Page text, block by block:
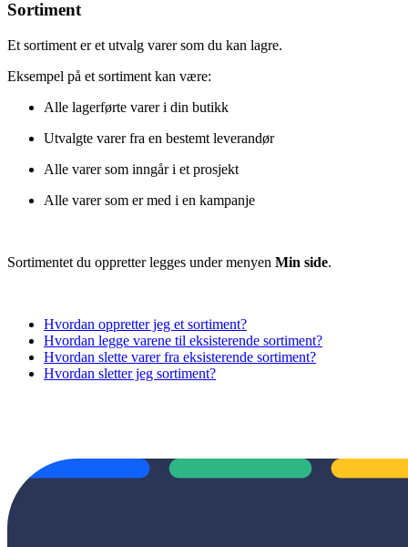
Sortiment
Et sortiment er et utvalg varer som du kan lagre.
Eksempel på et sortiment kan være:
Alle lagerførte varer i din butikk
Utvalgte varer fra en bestemt leverandør
Alle varer som inngår i et prosjekt
Alle varer som er med i en kampanje
Sortimentet du oppretter legges under menyen Min side.
Hvordan oppretter jeg et sortiment?
Hvordan legge varene til eksisterende sortiment?
Hvordan slette varer fra eksisterende sortiment?
Hvordan sletter jeg sortiment?